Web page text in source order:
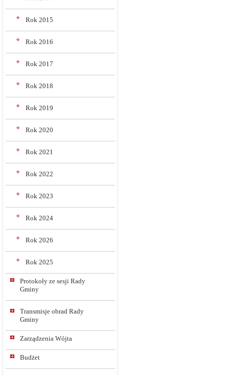
Rok 2015
Rok 2016
Rok 2017
Rok 2018
Rok 2019
Rok 2020
Rok 2021
Rok 2022
Rok 2023
Rok 2024
Rok 2026
Rok 2025
Protokoły ze sesji Rady
Gminy
Transmisje obrad Rady
Gminy
Zarządzenia Wójta
Budżet